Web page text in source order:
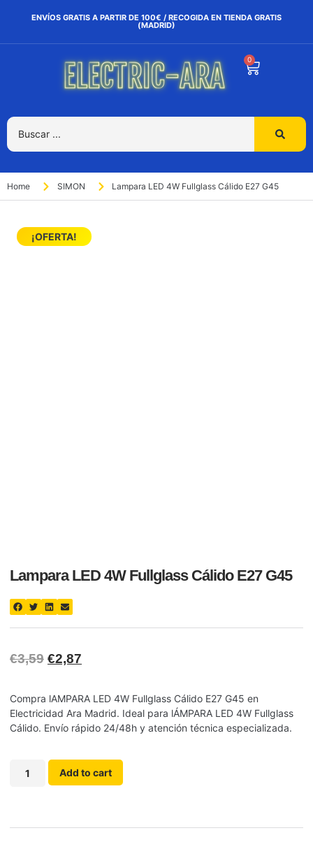
ENVÍOS GRATIS A PARTIR DE 100€ / RECOGIDA EN TIENDA GRATIS
(MADRID)
0
Home SIMON Lampara LED 4W Fullglass Cálido E27 G45
¡OFERTA!
Lampara LED 4W Fullglass Cálido E27 G45
€3,59 €2,87
Compra lAMPARA LED 4W Fullglass Cálido E27 G45 en
Electricidad Ara Madrid. Ideal para lÁMPARA LED 4W Fullglass
Cálido. Envío rápido 24/48h y atención técnica especializada.
Add to cart